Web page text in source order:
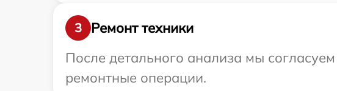
3
Ремонт техники
После детального анализа мы
ремонтные операции.